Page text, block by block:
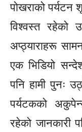
पोखराको
विश्वस्त रहेको
अप्ठ्याराहरू
एक भिडियो
पनि हामी पुनः
पर्यटकको
रहेको जानकारी